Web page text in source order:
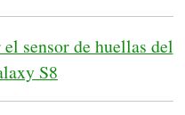
sensor de huellas del
S8